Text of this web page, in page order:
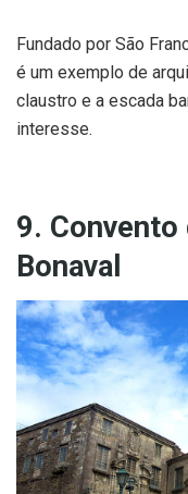
Fundado por São
é um exemplo de
claustro e a escada
interesse.
9. Convento
Bonaval